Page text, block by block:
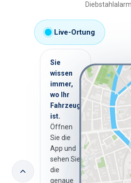
Diebstahlalarm.
Live-Ortung
Sie
wissen
immer,
wo Ihr
Fahrzeug
ist.
Öffnen
Sie die
App und
sehen Sie
die
genaue